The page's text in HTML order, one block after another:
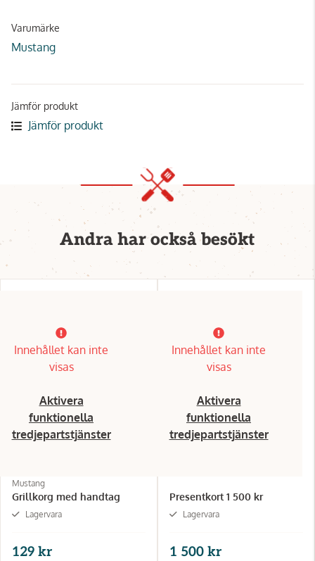
Varumärke
Mustang
Jämför produkt
Jämför produkt
Andra har också besökt
Innehållet kan inte
visas
Aktivera
funktionella
tredjepartstjänster
Mustang
Grillkorg med handtag
Lagervara
129 kr
Innehållet kan inte
visas
Aktivera
funktionella
tredjepartstjänster
Presentkort 1 500 kr
Lagervara
1 500 kr